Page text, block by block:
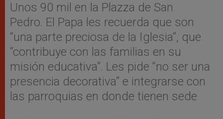
Unos 90 mil en la Plazza de San
Pedro. El Papa les recuerda que son
“una parte preciosa de la Iglesia”, que
“contribuye con las familias en su
misión educativa”. Les pide “no ser una
presencia decorativa” e integrarse con
las parroquias en donde tienen sede